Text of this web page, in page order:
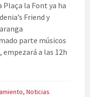
Plaça la Font ya ha
Friend y
parte músicos
a las 12h
, Noticias